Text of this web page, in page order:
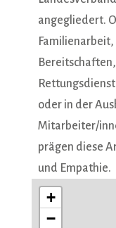
angegliedert.
oder in der
Mitarbeiter/
prägen diese
und Empathie.
+
−